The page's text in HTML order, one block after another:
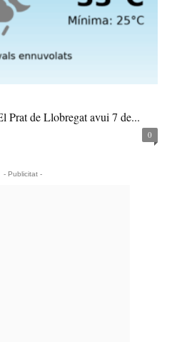
Prat de Llobregat avui 7 de...
0
- Publicitat -